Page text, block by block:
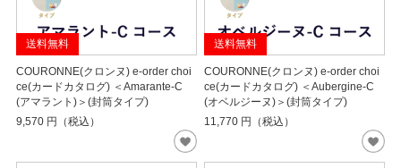
送料無料
COURONNE(クロンヌ) e-order choi
ce(カードカタログ) ＜Amarante-C
(アマラント)＞(封筒タイプ)
9,570 円（税込）
送料無料
COURONNE(クロンヌ) e-order choi
ce(カードカタログ) ＜Aubergine-C
(オベルジーヌ)＞(封筒タイプ)
11,770 円（税込）